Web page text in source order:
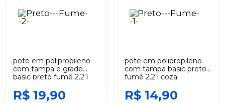
pote em polipropileno
com tampa e grade
basic preto fumê 2,2 l
R$ 19,90
pote em polipropileno
com tampa basic preto
fumê 2,2 l coza
R$ 14,90